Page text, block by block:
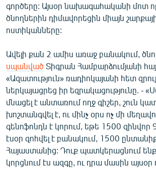
գործերը: Այսօր նախագահականի մոտ
ծնողներին դիմավորեցին միայն
ոստիկանները:
Ավելի քան 2 ամիս առաջ բանակում,
սպանված Տիգրան Համբարձումյանի
«Ազատություն» ռադիոկայանի հետ
ներկայացրեց իր եզրակացությունը. -
մնացել է անտառում ողջ գիշեր, շուն
խոշտանգվել է, ու մինչ օրս ոչ մի
գենոֆոնդն է կորում, եթե 1500 զինվոր
էսօր զոհվել է բանակում, 1500 ընտանիք
Հայաստանից: Դուք պատկերացնում ենք,
կորցնում էս ազգը, ու դրա մասին այսօր